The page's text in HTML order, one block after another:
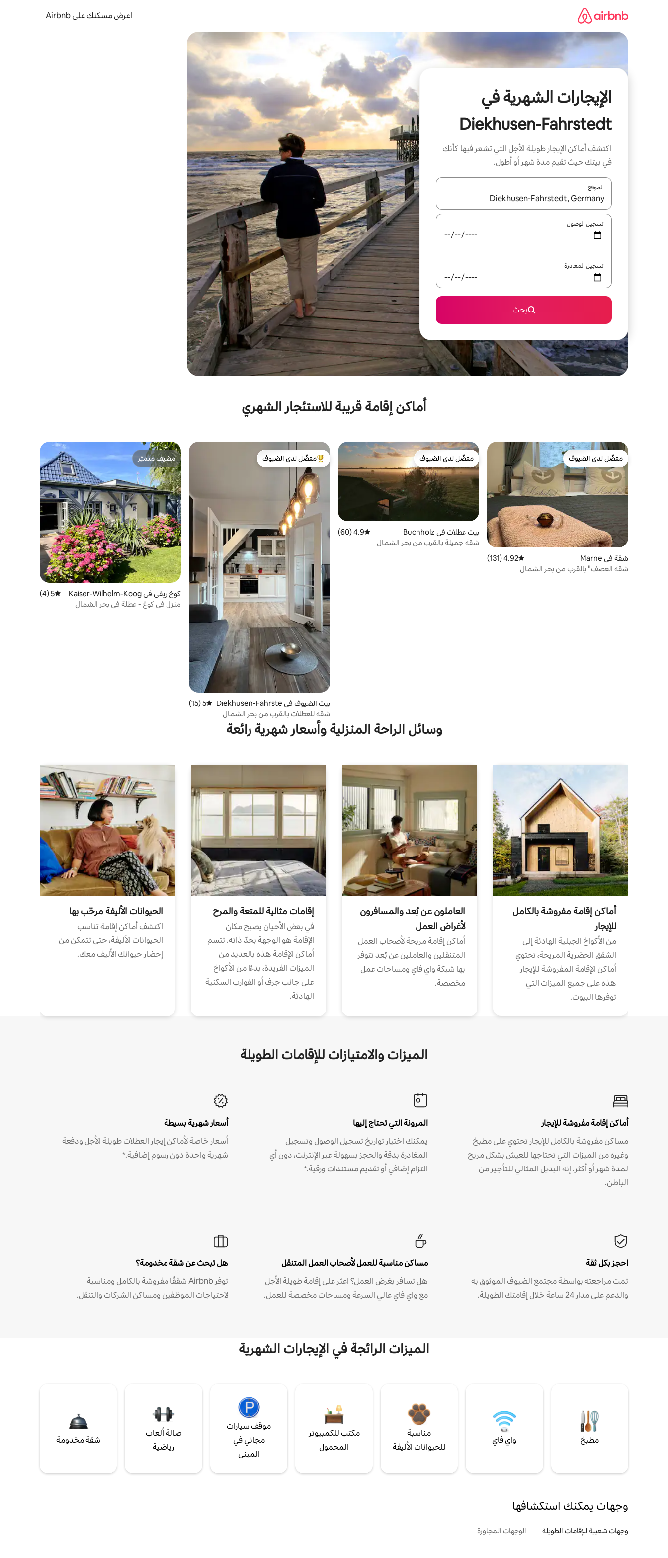
اعرض مسكنك على Airbnb
الإيجارات الشهرية في
Diekhusen-Fahrstedt
اكتشف أماكن الإيجار طويلة الأجل التي تشعر فيها كأنك
في بيتك حيث تقيم مدة شهر أو أطول.
الموقع
عند توفر النتائج، انتقل باستخدام السهمين لأعلى ولأسفل أو استكشف عن طريق اللمس أو السحب.
تسجيل الوصول
تسجيل المغادرة
بحث
أماكن إقامة قريبة للاستئجار الشهري
مفضّل لدى الضيوف
مفضّل لدى الضيوف
شقة في Marne متوسط التقييم 4.92 من 5، 131 مراجعات
4.92 (131)
شقة العصف" بالقرب من بحر الشمال
مفضّل لدى الضيوف
مفضّل لدى الضيوف
بيت عطلات في Buchholz متوسط التقييم 4.9 من 5، 60 مراجعات
4.9 (60)
شقة جميلة بالقرب من بحر الشمال
من أبرز البيوت المفضّلة لدى الضيوف
مفضّل لدى الضيوف
بيت الضيوف في Diekhusen-Fahrste
dt
متوسط التقييم 5 من 5، 15 مراجعات
5 (15)
شقة للعطلات بالقرب من بحر الشمال
مضيف متميّز
مضيف متميّز
كوخ ريفي في Kaiser-Wilhelm-Koog متوسط التقييم 5 من 5، 4 مراجعات
5 (4)
منزل في كوغ - عطلة في بحر الشمال
وسائل الراحة المنزلية وأسعار شهرية رائعة
أماكن إقامة مفروشة بالكامل
للإيجار
من الأكواخ الجبلية الهادئة إلى
الشقق الحضرية المريحة، تحتوي
أماكن الإقامة المفروشة للإيجار
هذه على جميع الميزات التي
توفرها البيوت.
العاملون عن بُعد والمسافرون
لأغراض العمل
أماكن إقامة مريحة لأصحاب العمل
المتنقلين والعاملين عن بُعد تتوفر
بها شبكة واي فاي ومساحات عمل
مخصصة.
إقامات مثالية للمتعة والمرح
في بعض الأحيان يصبح مكان
الإقامة هو الوجهة بحدّ ذاته. تتسم
أماكن الإقامة هذه بالعديد من
الميزات الفريدة، بدءًا من الأكواخ
على جانب جرف أو القوارب السكنية
الهادئة.
الحيوانات الأليفة مرحّب بها
اكتشف أماكن إقامة تناسب
الحيوانات الأليفة، حتى تتمكن من
إحضار حيوانك الأليف معك.
الميزات والامتيازات للإقامات الطويلة
أماكن إقامة مفروشة للإيجار
مساكن مفروشة بالكامل للإيجار تحتوي على مطبخ
وغيره من الميزات التي تحتاجها للعيش بشكل مريح
لمدة شهر أو أكثر. إنه البديل المثالي للتأجير من
الباطن.
المرونة التي تحتاج إليها
يمكنك اختيار تواريخ تسجيل الوصول وتسجيل
المغادرة بدقة والحجز بسهولة عبر الإنترنت، دون أي
التزام إضافي أو تقديم مستندات ورقية.*
أسعار شهرية بسيطة
أسعار خاصة لأماكن إيجار العطلات طويلة الأجل ودفعة
شهرية واحدة دون رسوم إضافية.*
احجز بكل ثقة
تمت مراجعته بواسطة مجتمع الضيوف الموثوق به
والدعم على مدار 24 ساعة خلال إقامتك الطويلة.
مساكن مناسبة للعمل لأصحاب العمل المتنقل
هل تسافر بغرض العمل؟ اعثر على إقامة طويلة الأجل
مع واي فاي عالي السرعة ومساحات مخصصة للعمل.
هل تبحث عن شقة مخدومة؟
توفر Airbnb شققًا مفروشة بالكامل ومناسبة
لاحتياجات الموظفين ومساكن الشركات والتنقل.
الميزات الرائجة في الإيجارات الشهرية
مطبخ واي فاي
مناسبة
للحيوانات الأليفة
مكتب للكمبيوتر
المحمول
موقف سيارات
مجاني في
المبنى
صالة ألعاب
رياضية
شقة مخدومة
وجهات يمكنك استكشافها
وجهات شعبية للإقامات الطويلة الوجهات المجاورة